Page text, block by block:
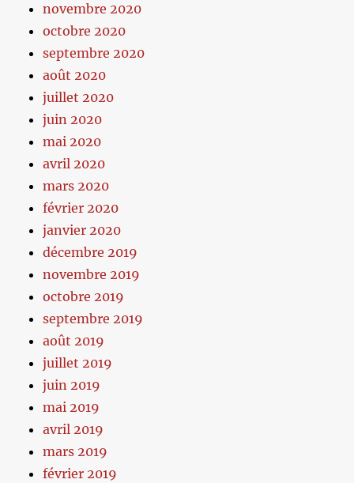
novembre 2020
octobre 2020
septembre 2020
août 2020
juillet 2020
juin 2020
mai 2020
avril 2020
mars 2020
février 2020
janvier 2020
décembre 2019
novembre 2019
octobre 2019
septembre 2019
août 2019
juillet 2019
juin 2019
mai 2019
avril 2019
mars 2019
février 2019